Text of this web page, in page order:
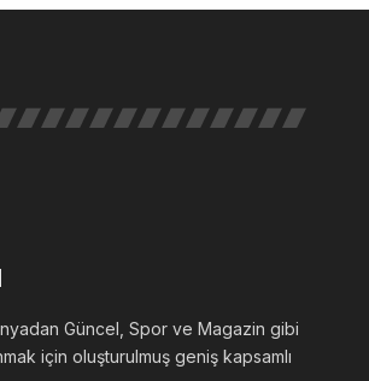
Güncel, Spor ve Magazin gibi
için oluşturulmuş geniş kapsamlı